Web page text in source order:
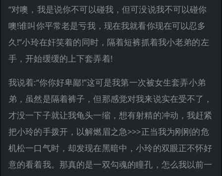
“对噢，我是说你不可以碰我，但可没说我不可以碰你
噢!谁叫你平常老是亏我，现在我就看你现在可以忍多
久!”小玲在奸笑着的同时，隔着短裤抓着我小老弟的左
手，开始缓缓的上下套弄着!
我说着:“你你好卑鄙!”这可是我第一次被女生套弄小弟
弟，虽然是隔着裤子，但那感觉对我来说实在受不了，
才没一下子就让我龟头一缩，想有射精的冲动，我赶紧
把小玲的手拨开，以解燃眉之急>>>正当我为刚刚的危
机松一口气时，却发现在黑暗中，小玲的双眼正不怀好
意的看着我。那真的是一双勾魂的瞳孔，怎么我以前一